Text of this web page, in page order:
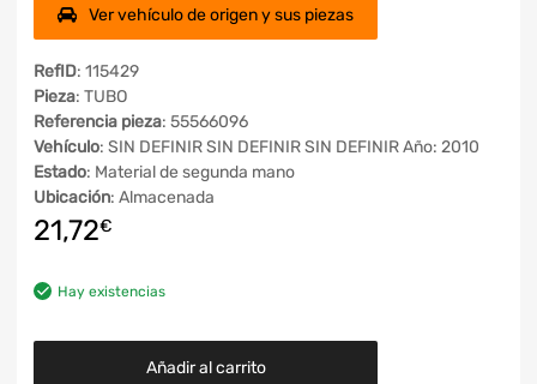
Ver vehículo de origen y sus piezas
RefID: 115429
Pieza: TUBO
Referencia pieza: 55566096
Vehículo: SIN DEFINIR SIN DEFINIR SIN DEFINIR Año: 2010
Estado: Material de segunda mano
Ubicación: Almacenada
21,72€
Hay existencias
Añadir al carrito